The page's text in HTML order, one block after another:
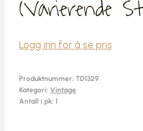
(varierende
Logg inn for å se pris
Produktnummer: TD1329
Kategori: Vintage
Antall i pk: 1